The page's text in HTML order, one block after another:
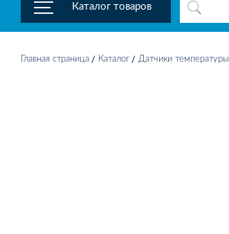
Каталог товаров
Главная страница Каталог Датчики температуры